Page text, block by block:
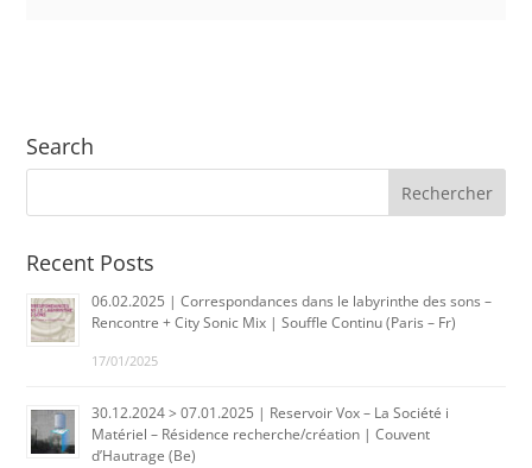
Search
Recent Posts
06.02.2025 | Correspondances dans le labyrinthe des sons –
Rencontre + City Sonic Mix | Souffle Continu (Paris – Fr)
17/01/2025
30.12.2024 > 07.01.2025 | Reservoir Vox – La Société i
Matériel – Résidence recherche/création | Couvent
d’Hautrage (Be)